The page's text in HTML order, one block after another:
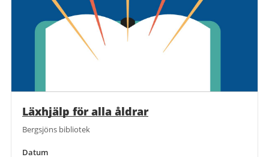
Läxhjälp för alla åldrar
Bergsjöns bibliotek
Datum